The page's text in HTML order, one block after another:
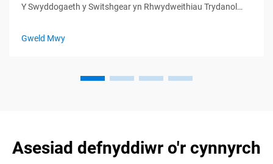
Y Swyddogaeth y Switshgear yn Rhwydweithiau Trydanol
reoli, amddiffyn...
Gweld Mwy
Asesiad defnyddiwr o'r cynnyrch